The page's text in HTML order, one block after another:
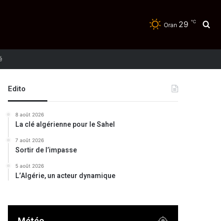
Oran 29 ℃
Edito
8 août 2026
La clé algérienne pour le Sahel
7 août 2026
Sortir de l’impasse
5 août 2026
L’Algérie, un acteur dynamique